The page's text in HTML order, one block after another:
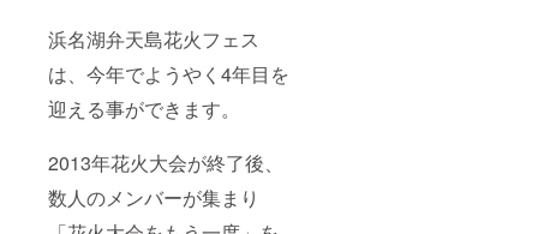
浜名湖弁天島花火フェス
は、今年でようやく4年目を
迎える事ができます。
2013年花火大会が終了後、
数人のメンバーが集まり